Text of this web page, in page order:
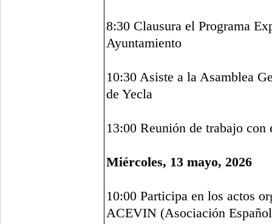
8:30 Clausura el Programa
Ayuntamiento
10:30 Asiste a la Asamblea
de Yecla
13:00 Reunión de trabajo
Miércoles, 13 mayo, 2026
10:00 Participa en los actos
ACEVIN (Asociación